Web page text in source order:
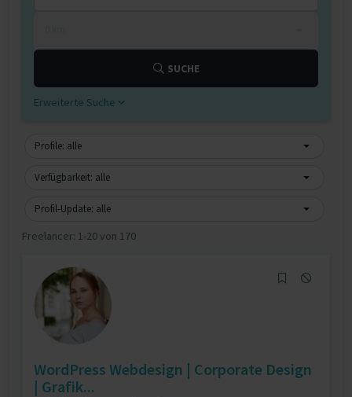
SUCHE
Erweiterte Suche
Profile: alle
Verfügbarkeit: alle
Profil-Update: alle
Freelancer: 1-20 von 170
WordPress Webdesign | Corporate Design
| Grafik...